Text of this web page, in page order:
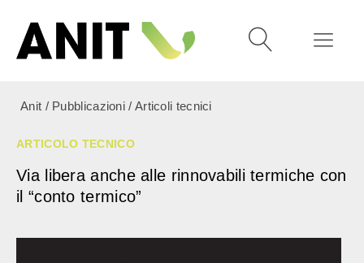
Anit / Pubblicazioni / Articoli tecnici
ARTICOLO TECNICO
Via libera anche alle rinnovabili termiche con
il “conto termico”